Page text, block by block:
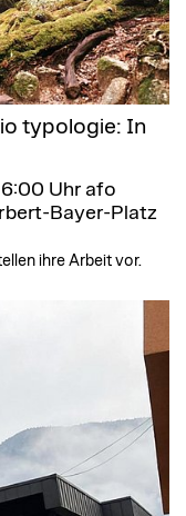
typologie: In
Uhr afo
Bayer-Platz
ihre Arbeit vor.